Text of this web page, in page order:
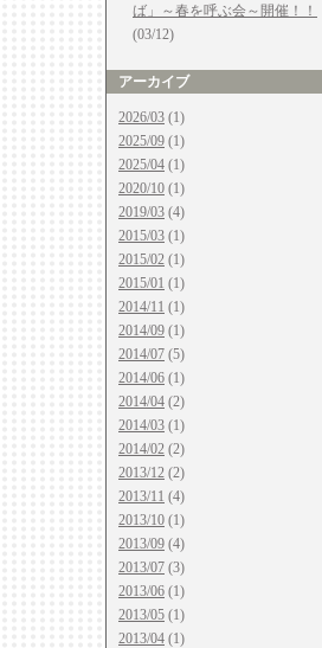
ば」～春を呼ぶ会～開催！！
(03/12)
アーカイブ
2026/03 (1)
2025/09 (1)
2025/04 (1)
2020/10 (1)
2019/03 (4)
2015/03 (1)
2015/02 (1)
2015/01 (1)
2014/11 (1)
2014/09 (1)
2014/07 (5)
2014/06 (1)
2014/04 (2)
2014/03 (1)
2014/02 (2)
2013/12 (2)
2013/11 (4)
2013/10 (1)
2013/09 (4)
2013/07 (3)
2013/06 (1)
2013/05 (1)
2013/04 (1)